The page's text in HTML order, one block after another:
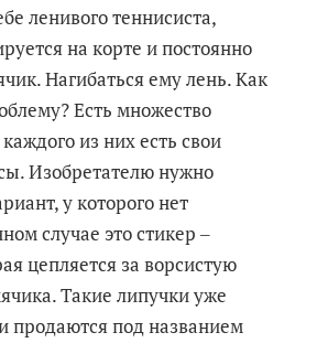
ленивого теннисиста,
на корте и постоянно
Нагибаться ему лень. Как
Есть множество
из них есть свои
Изобретателю нужно
у которого нет
случае это стикер ‒
цепляется за ворсистую
Такие липучки уже
продаются под названием